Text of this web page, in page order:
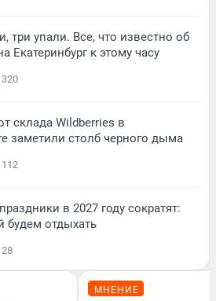
три упали. Все, что известно об
Екатеринбург к этому часу
320
склада Wildberries в
заметили столб черного дыма
112
в 2027 году сократят:
будем отдыхать
28
МНЕНИЕ